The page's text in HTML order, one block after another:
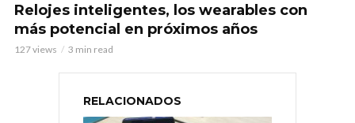
Relojes inteligentes, los wearables con
más potencial en próximos años
127 views 3 min read
RELACIONADOS